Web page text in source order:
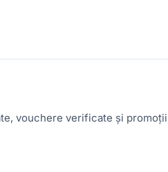
vouchere verificate și promoții